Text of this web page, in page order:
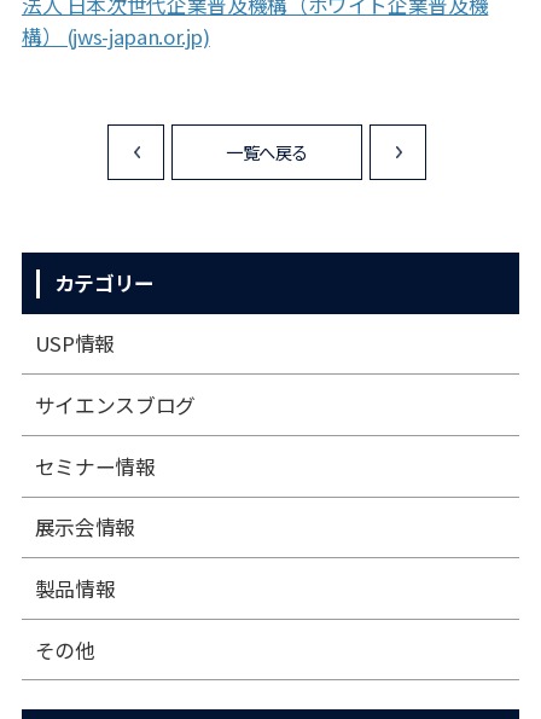
構） (jws-japan.or.jp)
<
一覧へ戻る
カテゴリー
USP情報
サイエンスブログ
セミナー情報
展⽰会情報
製品情報
その他